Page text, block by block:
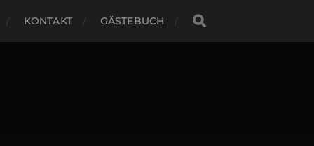
KONTAKT GÄSTEBUCH